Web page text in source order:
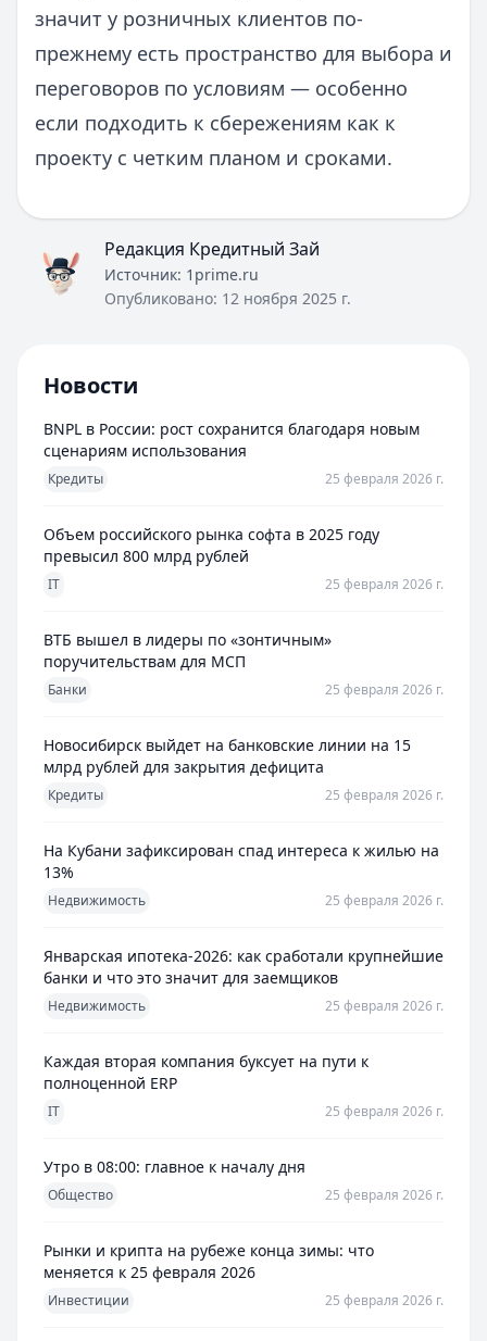
значит у розничных клиентов по-
прежнему есть пространство для выбора и
переговоров по условиям — особенно
если подходить к сбережениям как к
проекту с четким планом и сроками.
Редакция Кредитный Зай
Источник: 1prime.ru
Опубликовано: 12 ноября 2025 г.
Новости
BNPL в России: рост сохранится благодаря новым
сценариям использования
Кредиты 25 февраля 2026 г.
Объем российского рынка софта в 2025 году
превысил 800 млрд рублей
IT 25 февраля 2026 г.
ВТБ вышел в лидеры по «зонтичным»
поручительствам для МСП
Банки 25 февраля 2026 г.
Новосибирск выйдет на банковские линии на 15
млрд рублей для закрытия дефицита
Кредиты 25 февраля 2026 г.
На Кубани зафиксирован спад интереса к жилью на
13%
Недвижимость 25 февраля 2026 г.
Январская ипотека-2026: как сработали крупнейшие
банки и что это значит для заемщиков
Недвижимость 25 февраля 2026 г.
Каждая вторая компания буксует на пути к
полноценной ERP
IT 25 февраля 2026 г.
Утро в 08:00: главное к началу дня
Общество 25 февраля 2026 г.
Рынки и крипта на рубеже конца зимы: что
меняется к 25 февраля 2026
Инвестиции 25 февраля 2026 г.